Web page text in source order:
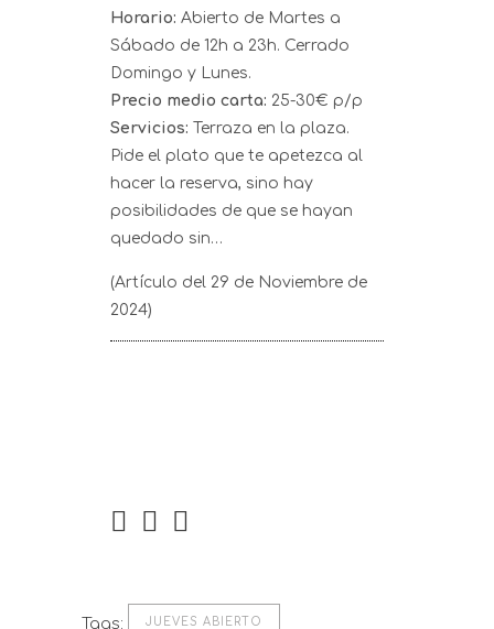
Horario: Abierto de Martes a
Sábado de 12h a 23h. Cerrado
Domingo y Lunes.
Precio medio carta: 25-30€ p/p
Servicios: Terraza en la plaza.
Pide el plato que te apetezca al
hacer la reserva, sino hay
posibilidades de que se hayan
quedado sin…
(Artículo del 29 de Noviembre de
2024)
Tags: JUEVES ABIERTO